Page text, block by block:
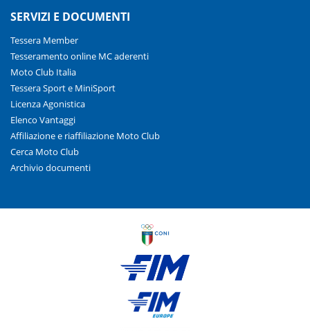
SERVIZI E DOCUMENTI
Tessera Member
Tesseramento online MC aderenti
Moto Club Italia
Tessera Sport e MiniSport
Licenza Agonistica
Elenco Vantaggi
Affiliazione e riaffiliazione Moto Club
Cerca Moto Club
Archivio documenti